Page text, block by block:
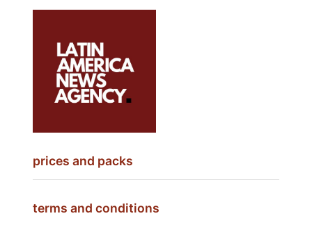
prices and packs
terms and conditions